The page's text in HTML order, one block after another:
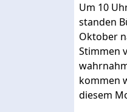
Um 10
standen
Oktober
Stimmen
kommen
diesem